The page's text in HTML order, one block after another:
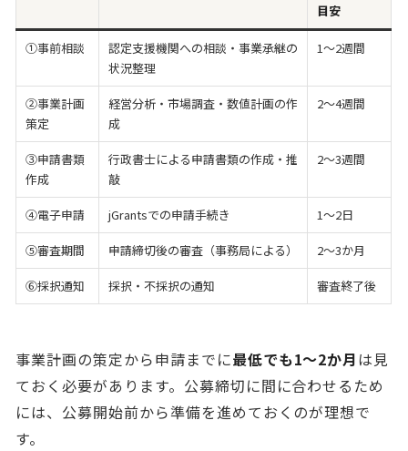
目安
①事前相談
認定支援機関への相談・事業承継の
状況整理
1〜2週間
②事業計画
策定
経営分析・市場調査・数値計画の作
成
2〜4週間
③申請書類
作成
行政書士による申請書類の作成・推
敲
2〜3週間
④電子申請 jGrantsでの申請手続き 1〜2日
⑤審査期間 申請締切後の審査（事務局による） 2〜3か月
⑥採択通知 採択・不採択の通知 審査終了後
事業計画の策定から申請までに最低でも1〜2か月は見
ておく必要があります。公募締切に間に合わせるため
には、公募開始前から準備を進めておくのが理想で
す。